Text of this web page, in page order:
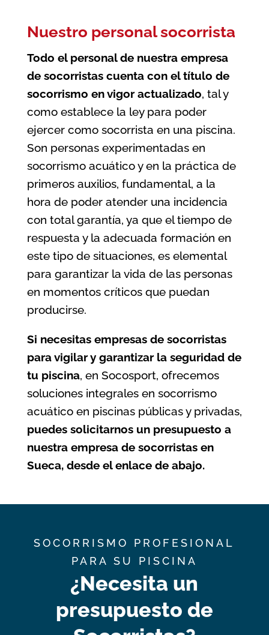
Nuestro personal socorrista
Todo el personal de nuestra empresa
de socorristas cuenta con el título de
socorrismo en vigor actualizado, tal y
como establece la ley para poder
ejercer como socorrista en una piscina.
Son personas experimentadas en
socorrismo acuático y en la práctica de
primeros auxilios, fundamental, a la
hora de poder atender una incidencia
con total garantía, ya que el tiempo de
respuesta y la adecuada formación en
este tipo de situaciones, es elemental
para garantizar la vida de las personas
en momentos críticos que puedan
producirse.
Si necesitas empresas de socorristas
para vigilar y garantizar la seguridad de
tu piscina, en Socosport, ofrecemos
soluciones integrales en socorrismo
acuático en piscinas públicas y privadas,
puedes solicitarnos un presupuesto a
nuestra empresa de socorristas en
Sueca, desde el enlace de abajo.
SOCORRISMO PROFESIONAL
PARA SU PISCINA
¿Necesita un
presupuesto de